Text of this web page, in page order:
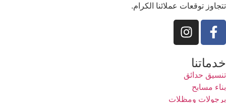
تتجاوز توقعات عملائنا الكرام.
خدماتنا
تنسيق حدائق
بناء مسابح
برجولات ومظلات